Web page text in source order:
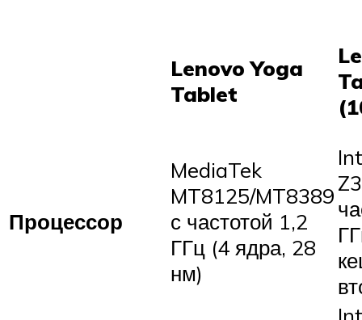
Lenovo Yoga
Tablet
Процессор
MediaTek
MT8125/MT8389
с частотой 1,2
ГГц (4 ядра, 28
нм)